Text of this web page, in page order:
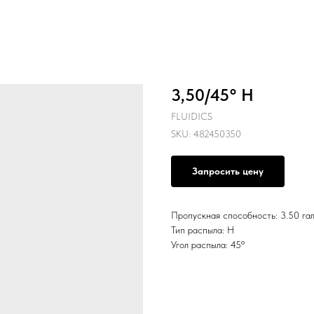
3,50/45° H
FLUIDICS
SKU: 482450350
Запросить цену
Пропускная способность: 3.50
Тип распыла: H
Угол распыла: 45º